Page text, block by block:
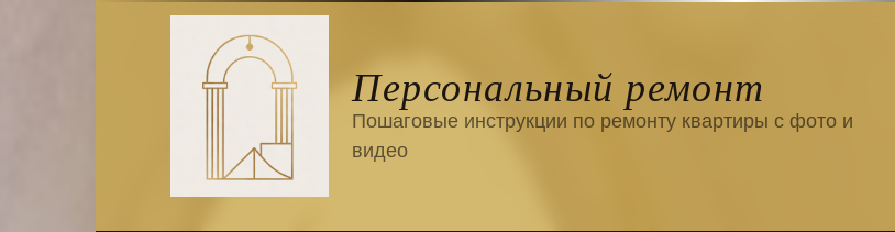
Персональный ремонт
Пошаговые инструкции по ремонту квартиры с фото и
видео